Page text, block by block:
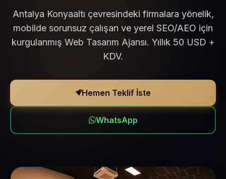
Antalya Konyaaltı çevresindeki firmalara yönelik,
mobilde sorunsuz çalışan ve yerel SEO/AEO için
kurgulanmış Web Tasarım Ajansı. Yıllık 50 USD +
KDV.
Hemen Teklif İste
WhatsApp